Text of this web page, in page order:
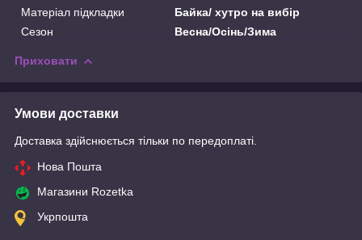
Матеріал підкладки
Байка/ хутро на вибір
Сезон
Весна/Осінь/Зима
Приховати
Умови доставки
Доставка здійснюється тільки по передоплаті.
Нова Пошта
Магазини Rozetka
Укрпошта